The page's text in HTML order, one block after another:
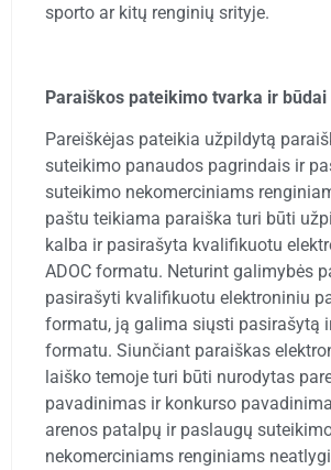
sporto ar kitų renginių srityje.
Paraiškos pateikimo tvarka ir būdai
Pareiškėjas pateikia užpildytą
suteikimo panaudos pagrindais ir
suteikimo nekomerciniams
paštu teikiama paraiška turi būti
kalba ir pasirašyta kvalifikuotu
ADOC formatu. Neturint galimybės
pasirašyti kvalifikuotu elektroniniu
formatu, ją galima siųsti pasirašytą
formatu. Siunčiant paraiškas
laiško temoje turi būti nurodytas
pavadinimas ir konkurso
arenos patalpų ir paslaugų
nekomerciniams renginiams